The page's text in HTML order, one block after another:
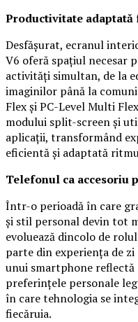
Productivitate
Desfășurat, ecranul
V6 oferă spațiul necesar
activități simultan, de la
imaginilor până la
Flex și PC-Level Multi
modului split-screen și
aplicații, transformând
eficientă și adaptată
Telefonul ca accesoriu
Într-o perioadă în care
și stil personal devin tot
evoluează dincolo de
parte din experiența de
unui smartphone
preferințele personale
în care tehnologia se
fiecăruia.